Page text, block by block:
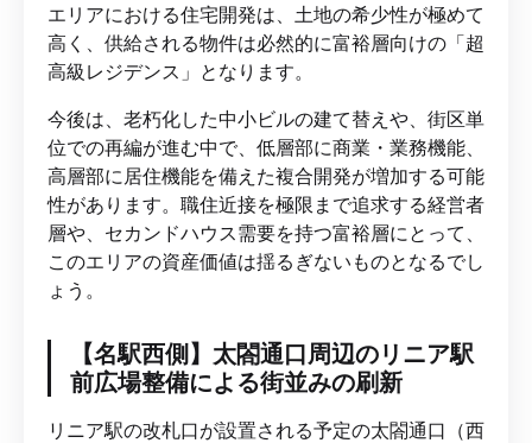
エリアにおける住宅開発は、土地の希少性が極めて
高く、供給される物件は必然的に富裕層向けの「超
高級レジデンス」となります。
今後は、老朽化した中小ビルの建て替えや、街区単
位での再編が進む中で、低層部に商業・業務機能、
高層部に居住機能を備えた複合開発が増加する可能
性があります。職住近接を極限まで追求する経営者
層や、セカンドハウス需要を持つ富裕層にとって、
このエリアの資産価値は揺るぎないものとなるでし
ょう。
【名駅西側】太閤通口周辺のリニア駅
前広場整備による街並みの刷新
リニア駅の改札口が設置される予定の太閤通口（西